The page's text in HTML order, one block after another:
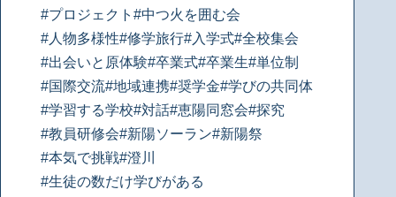
#プロジェクト #中つ火を囲む会
#人物多様性#修学旅行#入学式#全校集会
#出会いと原体験#卒業式#卒業生#単位制
#国際交流#地域連携#奨学金#学びの共同体
#学習する学校#対話#恵陽同窓会#探究
#教員研修会#新陽ソーラン#新陽祭
#本気で挑戦#澄川
#生徒の数だけ学びがある